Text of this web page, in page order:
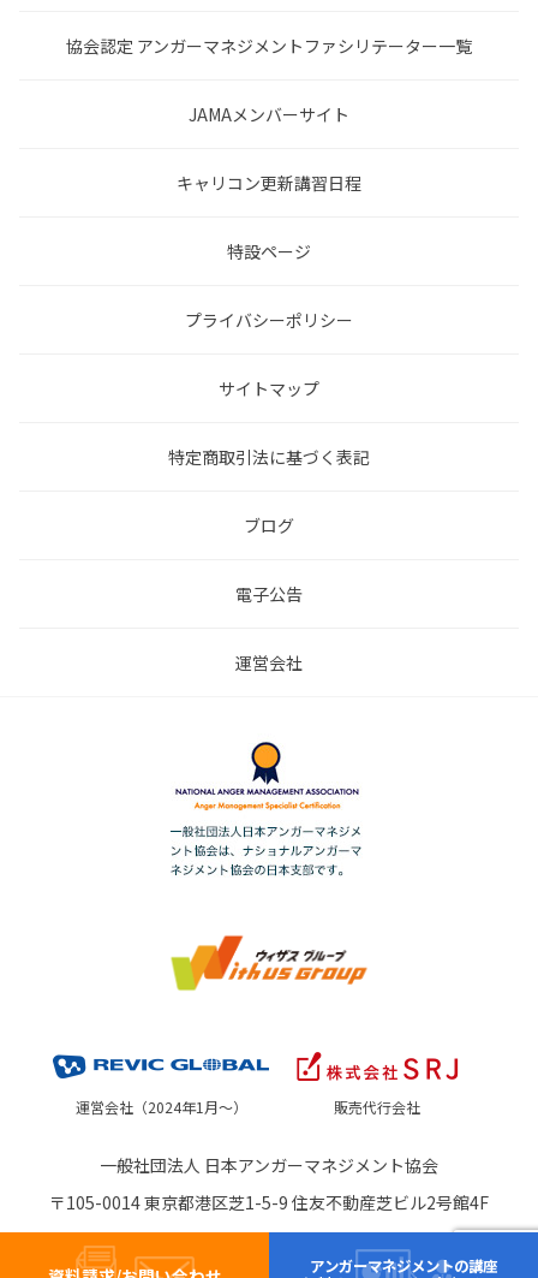
協会認定 アンガーマネジメントファシリテーター一覧
JAMAメンバーサイト
キャリコン更新講習日程
特設ページ
プライバシーポリシー
サイトマップ
特定商取引法に基づく表記
ブログ
電子公告
運営会社
運営会社（2024年1月～） 販売代行会社
一般社団法人 日本アンガーマネジメント協会
〒105-0014 東京都港区芝1-5-9 住友不動産芝ビル2号館4F
アンガーマネジメントの講座